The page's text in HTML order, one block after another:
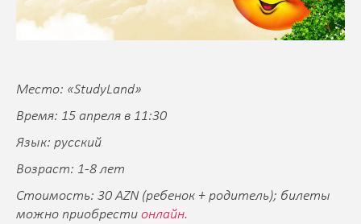
Место: «StudyLand»
Время: 15 апреля в 11:30
Язык: русский
Возраст: 1-8 лет
Стоимость: 30 AZN (ребенок + родитель); билеты
можно приобрести онлайн.